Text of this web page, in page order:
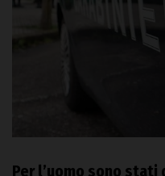
Per l’uomo sono